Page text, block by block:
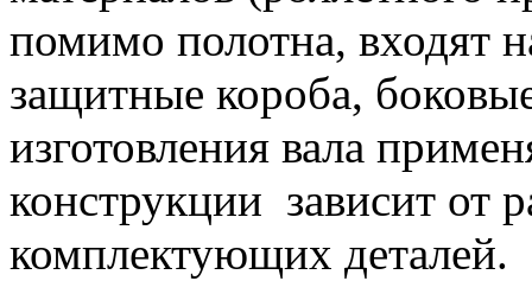
помимо полотна, входят
защитные короба,
изготовления вала
конструкции зависит от
комплектующих деталей.